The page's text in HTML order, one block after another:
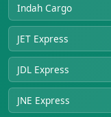
Indah Cargo
JET Express
JDL Express
JNE Express